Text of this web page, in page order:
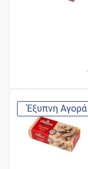
Έξυπνη Αγορά